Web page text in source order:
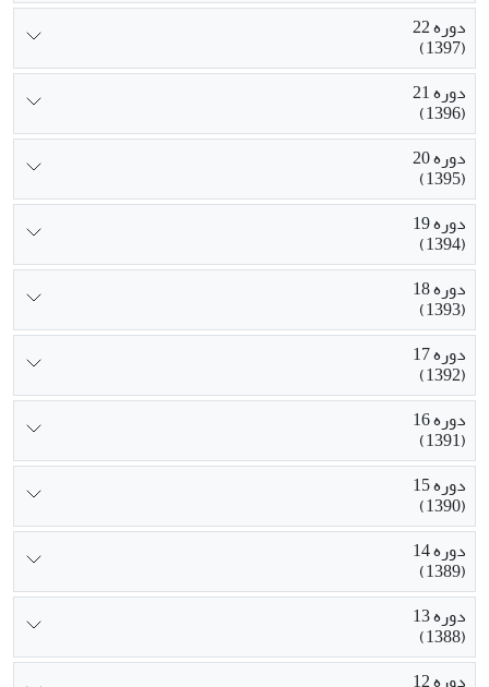
دوره 22
(1397)
دوره 21
(1396)
دوره 20
(1395)
دوره 19
(1394)
دوره 18
(1393)
دوره 17
(1392)
دوره 16
(1391)
دوره 15
(1390)
دوره 14
(1389)
دوره 13
(1388)